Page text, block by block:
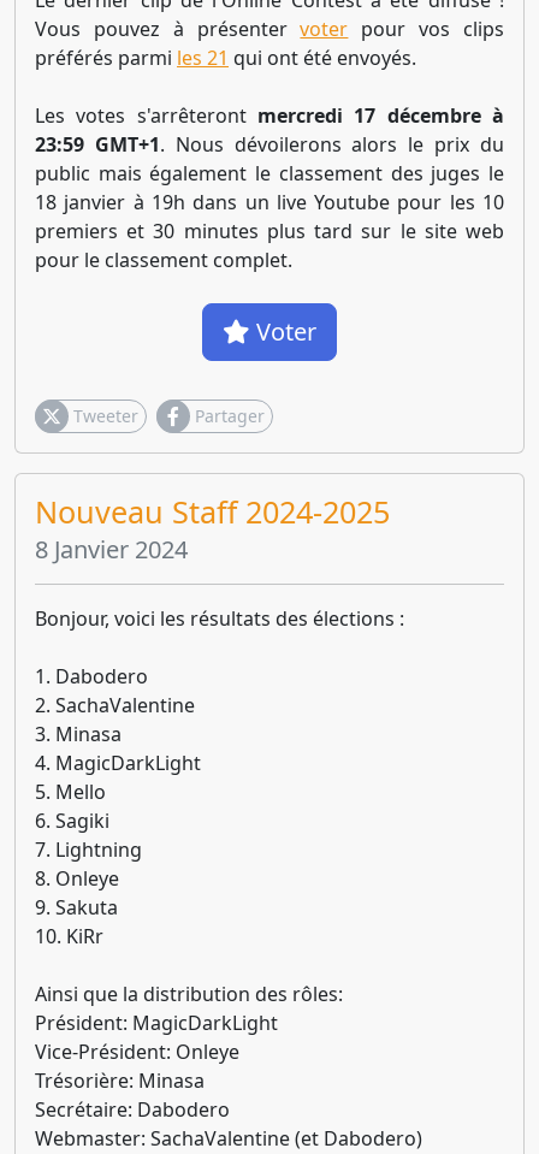
Vous pouvez à présentervoter pour vos clips
préférés parmi les 21 qui ont été envoyés.
Les votes s'arrêteront mercredi 17 décembre à
23:59 GMT+1. Nous dévoilerons alors le prix du
public mais également le classement des juges le
18 janvier à 19h dans un live Youtube pour les 10
premiers et 30 minutes plus tard sur le site web
pour le classement complet.
Voter
Tweeter Partager
Nouveau Staff 2024-2025
8 Janvier 2024
Bonjour, voici les résultats des élections :
1. Dabodero
2. SachaValentine
3. Minasa
4. MagicDarkLight
5. Mello
6. Sagiki
7. Lightning
8. Onleye
9. Sakuta
10. KiRr
Ainsi que la distribution des rôles:
Président: MagicDarkLight
Vice-Président: Onleye
Trésorière: Minasa
Secrétaire: Dabodero
Webmaster: SachaValentine (et Dabodero)